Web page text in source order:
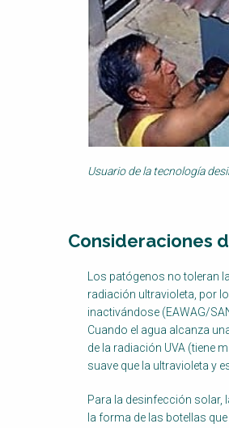
Usuario de la tecnología
Consideraciones
Factsheet
Block
Body
Los patógenos no toleran
radiación ultravioleta, por
inactivándose (EAWAG/
Cuando el agua alcanza
de la radiación UVA (tiene
suave que la ultravioleta y
Para la desinfección solar,
la forma de las botellas